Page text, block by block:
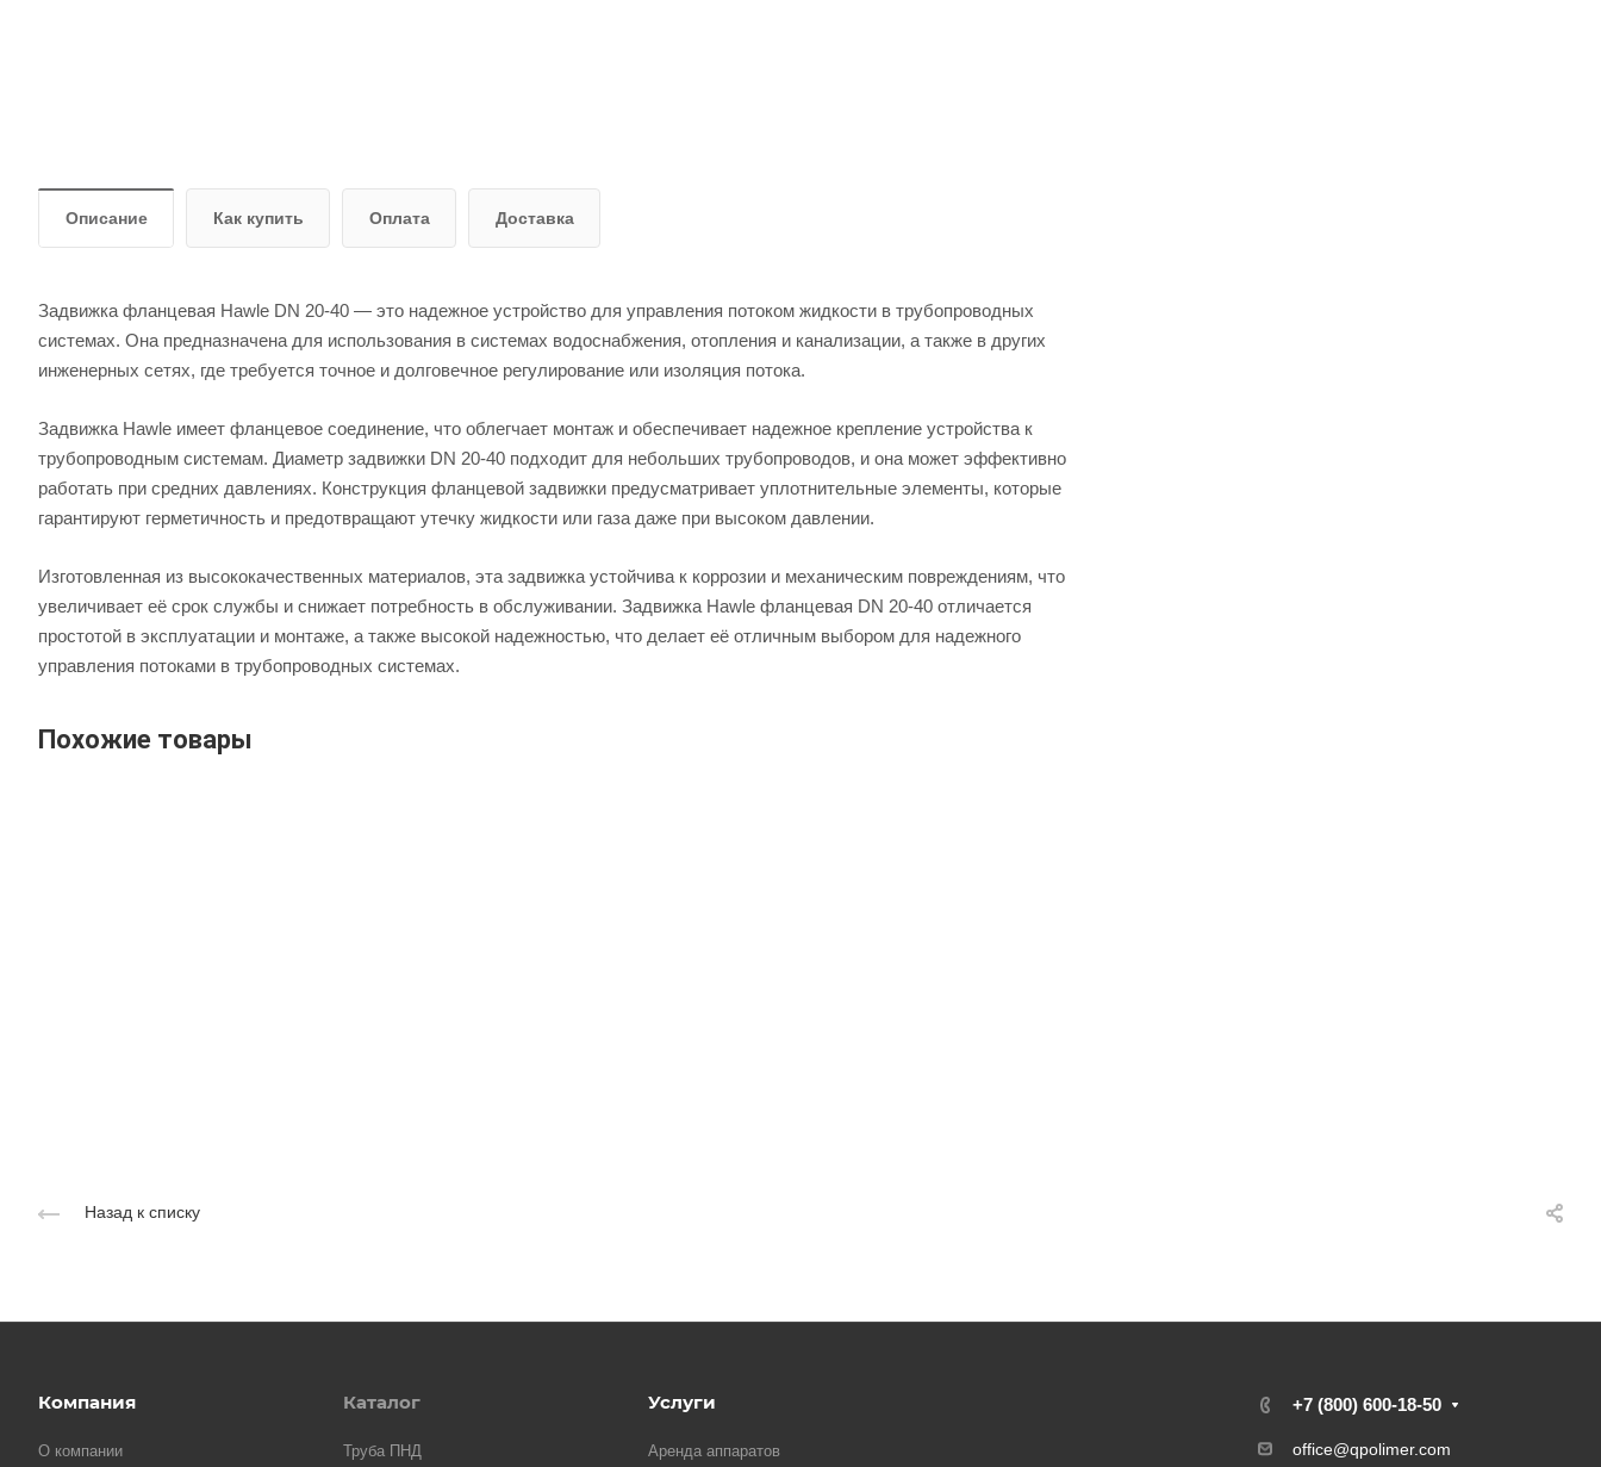
Описание Как купить Оплата Доставка
Задвижка фланцевая Hawle DN 20-40 — это надежное устройство для управления потоком жидкости в трубопроводных
системах. Она предназначена для использования в системах водоснабжения, отопления и канализации, а также в других
инженерных сетях, где требуется точное и долговечное регулирование или изоляция потока.
Задвижка Hawle имеет фланцевое соединение, что облегчает монтаж и обеспечивает надежное крепление устройства к
трубопроводным системам. Диаметр задвижки DN 20-40 подходит для небольших трубопроводов, и она может эффективно
работать при средних давлениях. Конструкция фланцевой задвижки предусматривает уплотнительные элементы, которые
гарантируют герметичность и предотвращают утечку жидкости или газа даже при высоком давлении.
Изготовленная из высококачественных материалов, эта задвижка устойчива к коррозии и механическим повреждениям, что
увеличивает её срок службы и снижает потребность в обслуживании. Задвижка Hawle фланцевая DN 20-40 отличается
простотой в эксплуатации и монтаже, а также высокой надежностью, что делает её отличным выбором для надежного
управления потоками в трубопроводных системах.
Похожие товары
Назад к списку
Компания
О компании
Каталог
Труба ПНД
Услуги
Аренда аппаратов
+7 (800) 600-18-50
office@qpolimer.com